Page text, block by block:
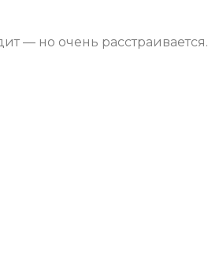
— но очень расстраивается.